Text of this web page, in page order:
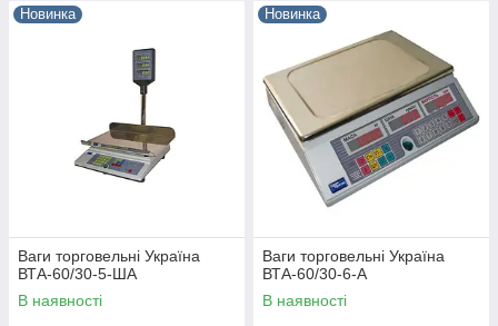
Новинка
Ваги торговельні Україна
ВТА-60/30-5-ША
В наявності
Новинка
Ваги торговельні Україна
ВТА-60/30-6-А
В наявності